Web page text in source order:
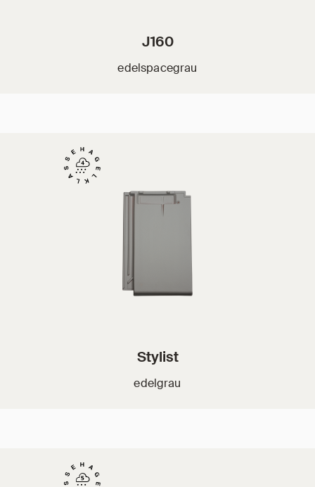
J160
edelspacegrau
Stylist
edelgrau